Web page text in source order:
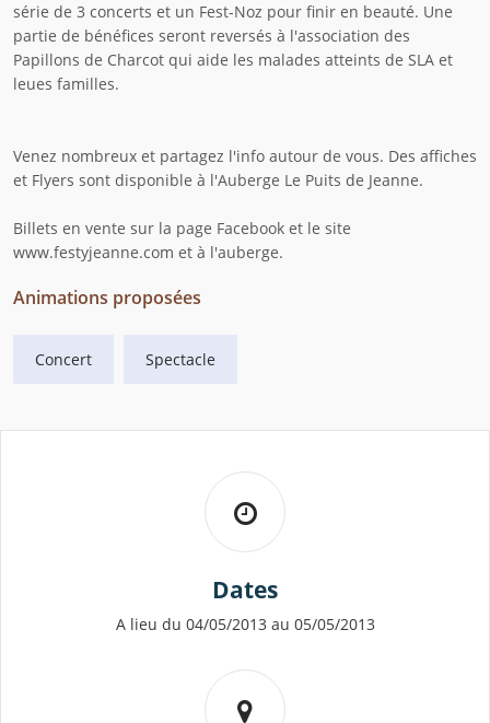
série de 3 concerts et un Fest-Noz pour finir en beauté. Une
partie de bénéfices seront reversés à l'association des
Papillons de Charcot qui aide les malades atteints de SLA et
leues familles.
Venez nombreux et partagez l'info autour de vous. Des affiches
et Flyers sont disponible à l'Auberge Le Puits de Jeanne.
Billets en vente sur la page Facebook et le site
www.festyjeanne.com et à l'auberge.
Animations proposées
Concert Spectacle
Dates
A lieu du 04/05/2013 au 05/05/2013